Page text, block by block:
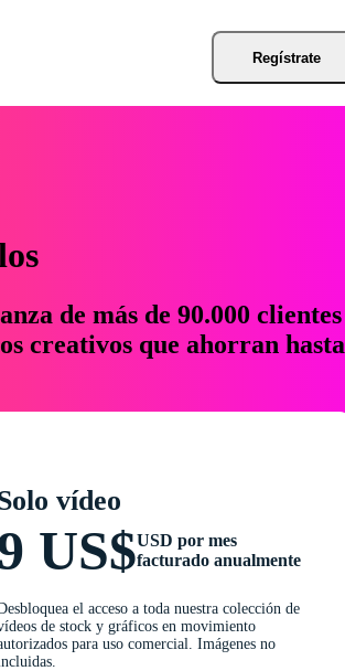
Regístrate
de más de 90.000 clientes
creativos que ahorran hasta
vídeo
US$USD por mes
facturado anualmente
el acceso a toda nuestra colección de
de stock y gráficos en movimiento
para uso comercial. Imágenes no